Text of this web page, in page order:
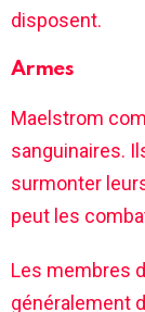
disposent.
Armes
Maelstrom
sanguinaires.
surmonter
peut les
Les membres
généralement